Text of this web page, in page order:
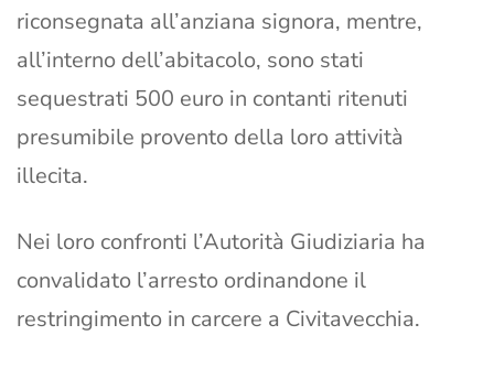
riconsegnata all’anziana signora, mentre,
all’interno dell’abitacolo, sono stati
sequestrati 500 euro in contanti ritenuti
presumibile provento della loro attività
illecita.
Nei loro confronti l’Autorità Giudiziaria ha
convalidato l’arresto ordinandone il
restringimento in carcere a Civitavecchia.